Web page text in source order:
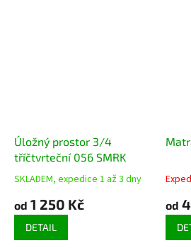
Úložný prostor 3/4
tříčtvrteční 056 SMRK
Průměrné
produktu
SKLADEM, expedice 1 až 3 dny
od 1 250 Kč
DETAIL
od